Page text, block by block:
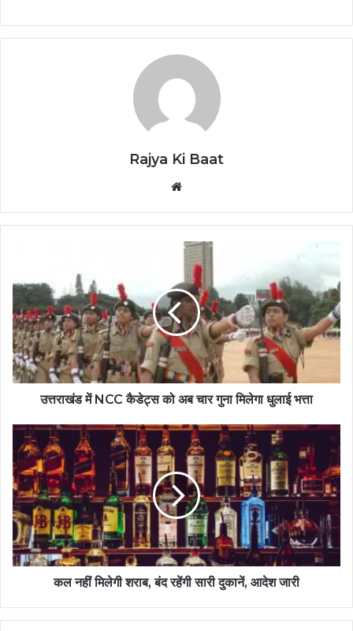
Rajya Ki Baat
उत्तराखंड में NCC कैडेट्स को अब चार गुना मिलेगा धुलाई भत्ता
कल नहीं मिलेगी शराब, बंद रहेंगी सारी दुकानें, आदेश जारी